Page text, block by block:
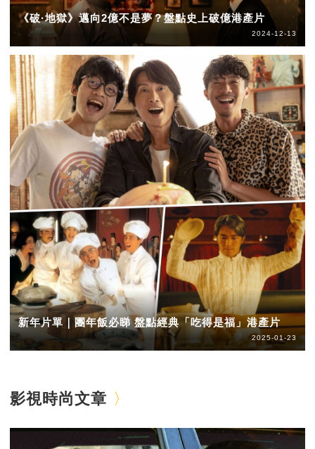
《破·地獄》邁向2億不是夢？盤點史上破億港產片
2024-12-13
新年片單｜團年飯必睇 盤點經典「吃得是福」港產片
2025-01-23
影視時尚文章